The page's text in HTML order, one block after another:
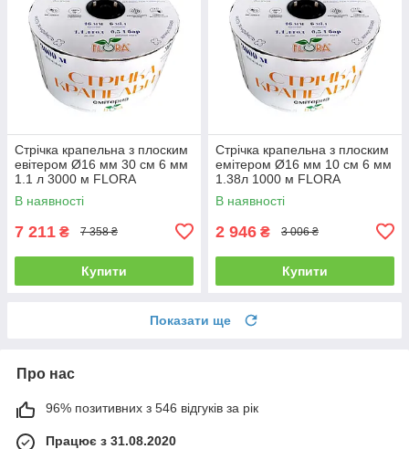
Стрічка крапельна з плоским
евітером Ø16 мм 30 см 6 мм
1.1 л 3000 м FLORA
(5076484) +БЕЗКОШТОВНА
ДОСТАВКА!
В наявності
7 211 ₴ 7 358 ₴
Купити
Стрічка крапельна з плоским
емітером Ø16 мм 10 см 6 мм
1.38л 1000 м FLORA
(5076894)
В наявності
2 946 ₴ 3 006 ₴
Купити
Показати ще
Про нас
96% позитивних з 546 відгуків за рік
Працює з 31.08.2020